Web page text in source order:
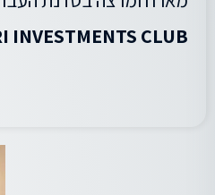
INVESTMENTS CLUB